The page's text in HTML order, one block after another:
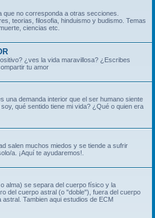
no corresponda a otras secciones.
teorias, filosofia, hinduismo y budismo. Temas
ciencias etc.
¿ves la vida maravillosa? ¿Escribes
tu amor
una demanda interior que el ser humano siente
qué sentido tiene mi vida? ¿Qué o quien era
salen muchos miedos y se tiende a sufrir
a. ¡Aquí te ayudaremos!.
alma) se separa del cuerpo físico y la
del cuerpo astral (o "doble"), fuera del cuerpo
Tambien aqui estudios de ECM